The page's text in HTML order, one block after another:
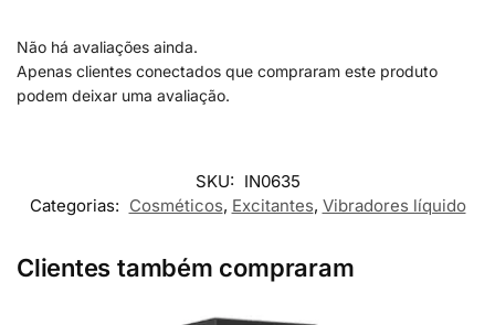
Não há avaliações ainda.
Apenas clientes conectados que compraram este produto
podem deixar uma avaliação.
SKU: IN0635
Categorias: Cosméticos, Excitantes, Vibradores líquido
Clientes também compraram